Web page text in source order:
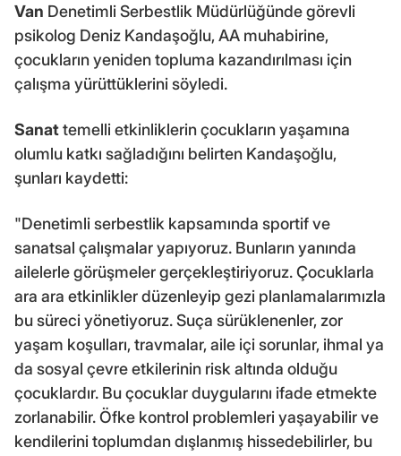
Van Denetimli Serbestlik Müdürlüğünde görevli
psikolog Deniz Kandaşoğlu, AA muhabirine,
çocukların yeniden topluma kazandırılması için
çalışma yürüttüklerini söyledi.
Sanattemelli etkinliklerin çocukların yaşamına
olumlu katkı sağladığını belirten Kandaşoğlu,
şunları kaydetti:
"Denetimli serbestlik kapsamında sportif ve
sanatsal çalışmalar yapıyoruz. Bunların yanında
ailelerle görüşmeler gerçekleştiriyoruz. Çocuklarla
ara ara etkinlikler düzenleyip gezi planlamalarımızla
bu süreci yönetiyoruz. Suça sürüklenenler, zor
yaşam koşulları, travmalar, aile içi sorunlar, ihmal ya
da sosyal çevre etkilerinin risk altında olduğu
çocuklardır. Bu çocuklar duygularını ifade etmekte
zorlanabilir. Öfke kontrol problemleri yaşayabilir ve
kendilerini toplumdan dışlanmış hissedebilirler, bu